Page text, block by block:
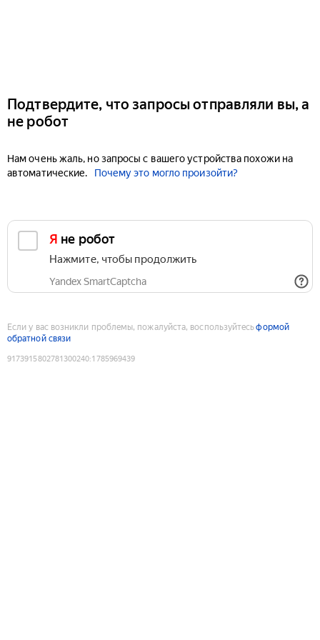
Подтвердите, что запросы отправляли вы, а
не робот
Нам очень жаль, но запросы с вашего устройства похожи на
автоматические.
Почему это могло произойти?
Я не робот
Нажмите, чтобы продолжить
Yandex SmartCaptcha
Если у вас возникли проблемы, пожалуйста, воспользуйтесьформой
обратной связи
9173915802781300240:1785969439